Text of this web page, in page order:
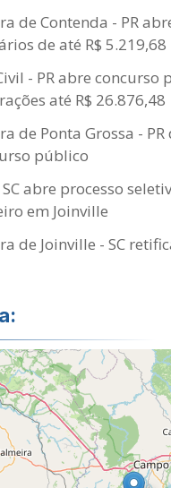
de Contenda - PR
de até R$ 5.219,68
- PR abre concurso
até R$ 26.876,48
de Ponta Grossa -
público
SC abre processo
em Joinville
de Joinville - SC